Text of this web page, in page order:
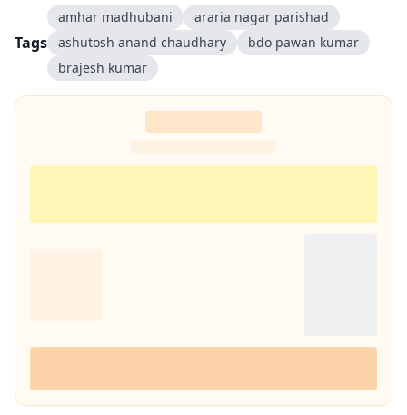
Tags
amhar madhubani
araria nagar parishad
ashutosh anand chaudhary
bdo pawan kumar
brajesh kumar